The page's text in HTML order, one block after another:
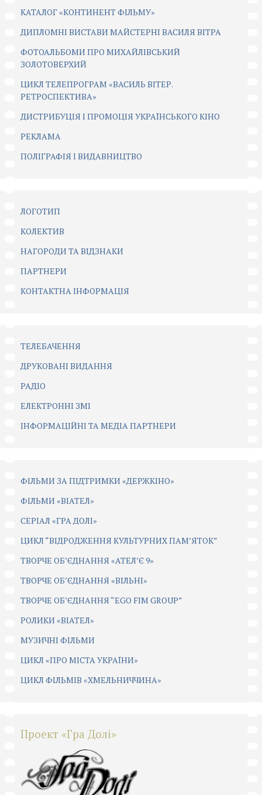
КАТАЛОГ «КОНТИНЕНТ ФІЛЬМУ»
ДИПЛОМНІ ВИСТАВИ МАЙСТЕРНІ ВАСИЛЯ ВІТРА
ФОТОАЛЬБОМИ ПРО МИХАЙЛІВСЬКИЙ
ЗОЛОТОВЕРХИЙ
ЦИКЛ ТЕЛЕПРОГРАМ «ВАСИЛЬ ВІТЕР.
РЕТРОСПЕКТИВА»
ДИСТРИБУЦІЯ І ПРОМОЦІЯ УКРАЇНСЬКОГО КІНО
РЕКЛАМА
ПОЛІГРАФІЯ І ВИДАВНИЦТВО
ЛОГОТИП
КОЛЕКТИВ
НАГОРОДИ ТА ВІДЗНАКИ
ПАРТНЕРИ
КОНТАКТНА ІНФОРМАЦІЯ
ТЕЛЕБАЧЕННЯ
ДРУКОВАНІ ВИДАННЯ
РАДІО
ЕЛЕКТРОННІ ЗМІ
ІНФОРМАЦІЙНІ ТА МЕДІА ПАРТНЕРИ
ФІЛЬМИ ЗА ПІДТРИМКИ «ДЕРЖКІНО»
ФІЛЬМИ «ВІАТЕЛ»
СЕРІАЛ «ГРА ДОЛІ»
ЦИКЛ “ВІДРОДЖЕННЯ КУЛЬТУРНИХ ПАМ’ЯТОК”
ТВОРЧЕ ОБ’ЄДНАННЯ «АТЕЛ’Є 9»
ТВОРЧЕ ОБ’ЄДНАННЯ «ВІЛЬНІ»
ТВОРЧЕ ОБ’ЄДНАННЯ “EGO FIM GROUP”
РОЛИКИ «ВІАТЕЛ»
МУЗИЧНІ ФІЛЬМИ
ЦИКЛ «ПРО МІСТА УКРАЇНИ»
ЦИКЛ ФІЛЬМІВ «ХМЕЛЬНИЧЧИНА»
Проект «Гра Долі»